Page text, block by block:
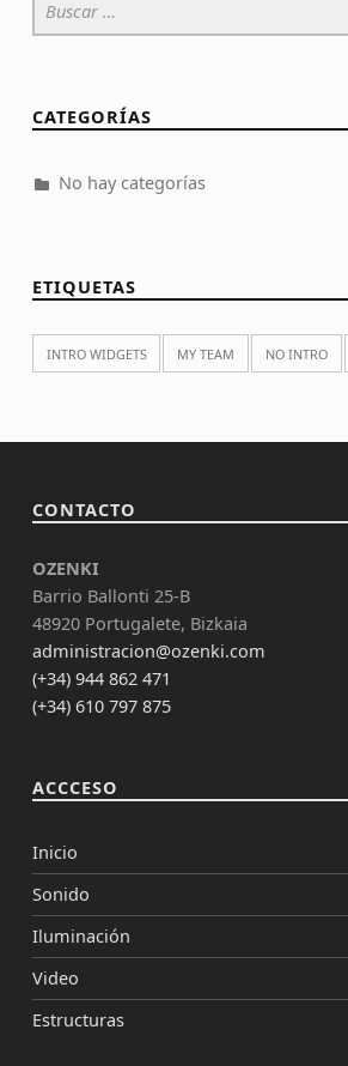
CATEGORÍAS
No hay categorías
ETIQUETAS
INTRO WIDGETS MY TEAM NO INTRO
CONTACTO
OZENKI
Barrio Ballonti 25-B
48920 Portugalete, Bizkaia
administracion@ozenki.com
(+34) 944 862 471
(+34) 610 797 875
ACCCESO
Inicio
Sonido
Iluminación
Video
Estructuras